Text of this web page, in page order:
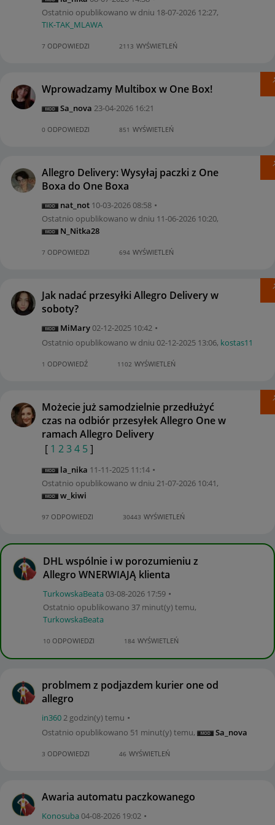
Ostatnio opublikowano w dniu ‎18-07-2026 12:27,
TIK-TAK_MLAWA
7 ODPOWIEDZI 2113 WYŚWIETLEŃ
Wprowadzamy Multibox w One Box!
Sa_nova ‎23-04-2026 16:21
0 ODPOWIEDZI 851 WYŚWIETLEŃ
Allegro Delivery: Wysyłaj paczki z One
Boxa do One Boxa
nat_not ‎10-03-202608:58
Ostatnio opublikowano w dniu ‎11-06-2026 10:20,
N_Nitka28
7 ODPOWIEDZI 694 WYŚWIETLEŃ
Jak nadać przesyłki Allegro Delivery w
soboty?
MiMary‎02-12-2025 10:42
Ostatnio opublikowano w dniu ‎02-12-2025 13:06, kostas11
1 ODPOWIEDŹ 1102 WYŚWIETLEŃ
Możecie już samodzielnie przedłużyć
czas na odbiór przesyłek Allegro One w
ramach Allegro Delivery
[ 1 234 5]
la_nika ‎11-11-2025 11:14
Ostatnio opublikowano w dniu ‎21-07-2026 10:41,
w_kiwi
97 ODPOWIEDZI 30443 WYŚWIETLEŃ
DHL wspólnie i w porozumieniu z
Allegro WNERWIAJĄ klienta
TurkowskaBeata ‎03-08-2026 17:59
Ostatnio opublikowano 37 minut(y) temu,
TurkowskaBeata
10 ODPOWIEDZI 184 WYŚWIETLEŃ
problmem z podjazdem kurier one od
allegro
in3602 godzin(y) temu
Ostatnio opublikowano 51 minut(y) temu, Sa_nova
3 ODPOWIEDZI 46 WYŚWIETLEŃ
Awaria automatu paczkowanego
Konosuba ‎04-08-2026 19:02